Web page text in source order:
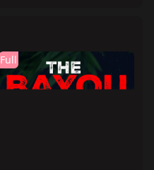
Full